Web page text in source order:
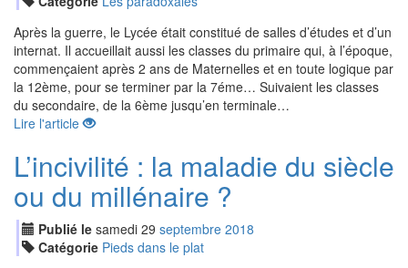
Après la guerre, le Lycée était constitué de salles d’études et d’un
internat. Il accueillait aussi les classes du primaire qui, à l’époque,
commençaient après 2 ans de Maternelles et en toute logique par
la 12ème, pour se terminer par la 7éme… Suivaient les classes
du secondaire, de la 6ème jusqu’en terminale…
Lire l'article
L’incivilité : la maladie du siècle
ou du millénaire ?
Publié le samedi 29 septembre 2018
Catégorie Pieds dans le plat